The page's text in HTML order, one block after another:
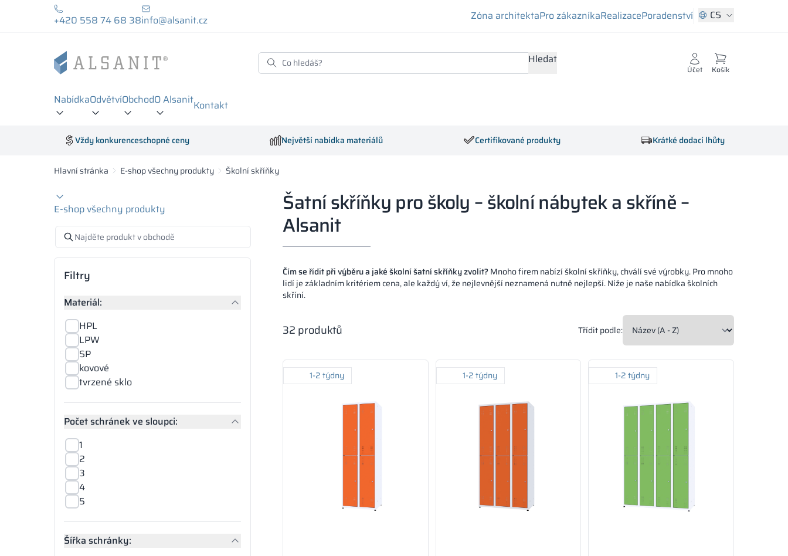
+420 558 74 68 38info@alsanit.cz Zóna architektaPro zákazníkaRealizacePoradenství CS
Hledat
Účet Košík
NabídkaOdvětvíObchodO AlsanitKontakt
Vždy konkurenceschopné ceny Největší nabídka materiálů Certifikované produkty Krátké dodací lhůty
Hlavní stránka E-shop všechny produkty Školní skříňky
E-shop všechny produkty
Filtry
Materiál:
HPL
LPW
SP
kovové
tvrzené sklo
Počet schránek ve sloupci:
1
2
3
4
5
Šířka schránky:
Šatní skříňky pro školy – školní nábytek a skříně –
Alsanit
Čím se řídit při výběru a jaké školní šatní skříňky zvolit?Mnoho firem nabízí školní skříňky, chválí své výrobky. Pro mnoho
lidí je základním kritériem cena, ale každý ví, že nejlevnější neznamená nutně nejlepší. Níže je naše nabídka školních
skříní.
32 produktů Třídit podle:
1-2 týdny 1-2 týdny 1-2 týdny